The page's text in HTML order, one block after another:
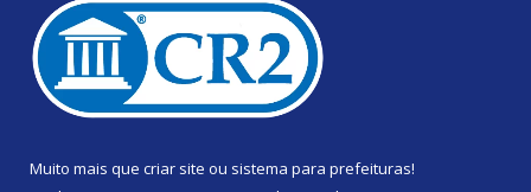
Muito mais que criar site ou sistema para prefeituras!